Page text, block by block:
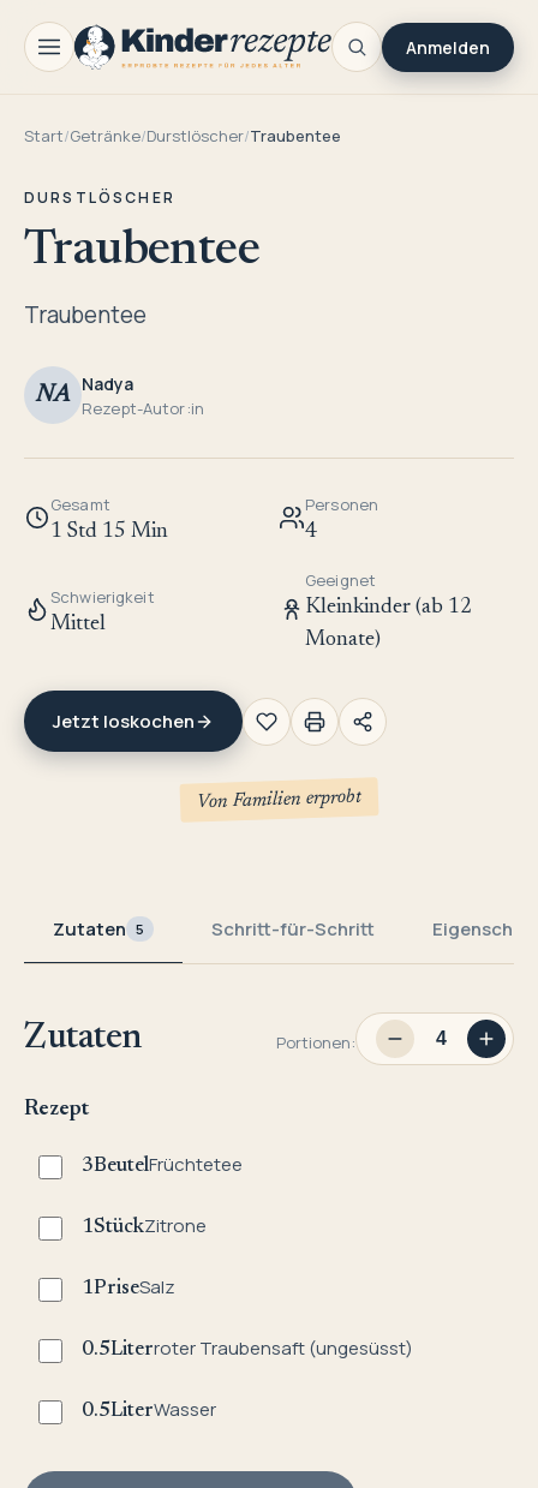
Anmelden
Start/Getränke/Durstlöscher/Traubentee
DURSTLÖSCHER
Traubentee
Traubentee
NA Nadya
Rezept-Autor:in
Gesamt
1 Std 15 Min
Personen
4
Schwierigkeit
Mittel
Geeignet
Kleinkinder (ab 12
Monate)
Jetzt loskochen
Von Familien erprobt
Zutaten 5 Schritt-für-Schritt
Zutaten Portionen:
Rezept
3BeutelFrüchtetee
1StückZitrone
1PriseSalz
0.5Literroter Traubensaft (ungesüsst)
0.5LiterWasser